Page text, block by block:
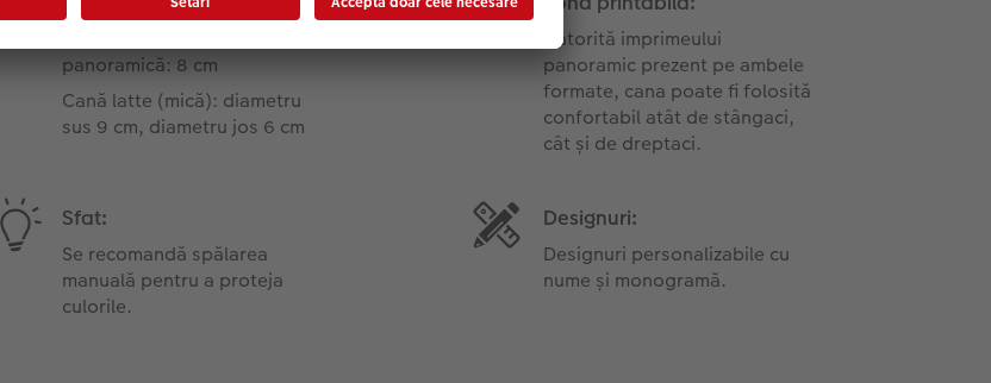
panoramică: 8 cm
Cană latte (mică): diametru
sus 9 cm, diametru jos 6 cm
Datorită imprimeului
panoramic prezent pe ambele
formate, cana poate fi folosită
confortabil atât de stângaci,
cât și de dreptaci.
Sfat:
Se recomandă spălarea
manuală pentru a proteja
culorile.
Designuri:
Designuri personalizabile cu
nume și monogramă.